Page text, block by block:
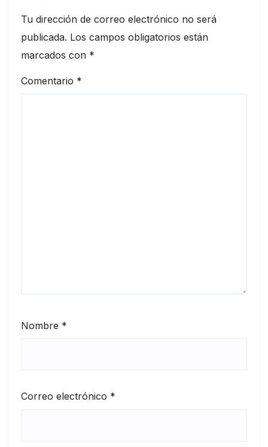
Tu dirección de correo electrónico no será
publicada. Los campos obligatorios están
marcados con *
Comentario *
Nombre *
Correo electrónico *